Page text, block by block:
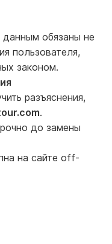
обязаны не
пользователя,
законом.
разъяснения,
.
до замены
на сайте off-